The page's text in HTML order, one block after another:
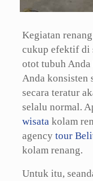
Kegiatan
cukup efektif di
otot tubuh
Anda konsisten
secara teratur
selalu normal.
wisatakolam
agency tour
kolam renang.
Untuk itu,